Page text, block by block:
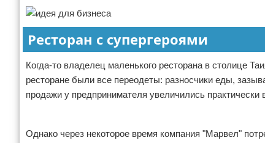
Ресторан с супергероями
Когда-то владелец маленького ресторана в столице
ресторане были все переодеты: разносчики еды,
продажи у предпринимателя увеличились практически
Однако через некоторое время компания "Марвел"